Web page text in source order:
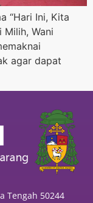
“Hari Ini, Kita
Milih, Wani
agar dapat
Tengah 50244